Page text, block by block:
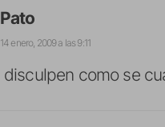
Pato
14 enero, 2009 a las 9:11
disculpen como se